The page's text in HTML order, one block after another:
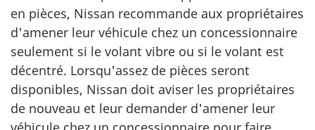
en pièces, Nissan recommande aux propriétaires
d'amener leur véhicule chez un concessionnaire
seulement si le volant vibre ou si le volant est
décentré. Lorsqu'assez de pièces seront
disponibles, Nissan doit aviser les propriétaires
de nouveau et leur demander d'amener leur